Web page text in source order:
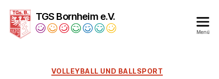
TGS Bornheim e.V.
Menü
VOLLEYBALL UND BALLSPORT